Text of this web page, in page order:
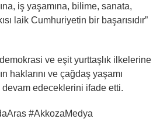
iş yaşamına, bilime, sanata,
laik Cumhuriyetin bir başarısıdır”
ve eşit yurttaşlık ilkelerine
haklarını ve çağdaş yaşamı
devam edeceklerini ifade etti.
#AkkozaMedya